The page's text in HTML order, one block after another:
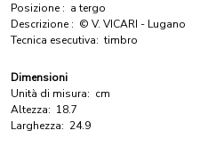
Posizione : a tergo
Descrizione : © V. VICARI - Lugano
Tecnica esecutiva: timbro
Dimensioni
Unità di misura: cm
Altezza: 18.7
Larghezza: 24.9